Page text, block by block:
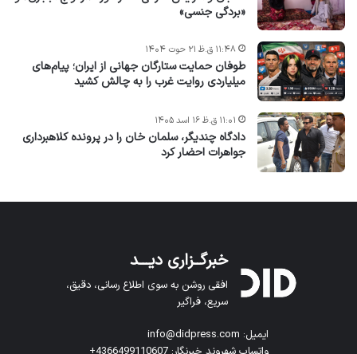
«بردگی جنسی»
طوفان حمایت ستارگان جهانی از ایران؛ پیام‌های
میلیاردی روایت غرب را به چالش کشید
۱۱:۴۸ ق.ظ ۲۱ حوت ۱۴۰۴
دادگاه چندیگر، سلمان خان را در پرونده کلاهبرداری
جواهرات احضار کرد
۱۱:۰۱ ق.ظ ۱۶ اسد ۱۴۰۵
خبرگــزاری دیـــد
افقی روشن به سوی اطلاع رسانی، دقیق،
سریع، فراگیر
ایمیل: info@didpress.com